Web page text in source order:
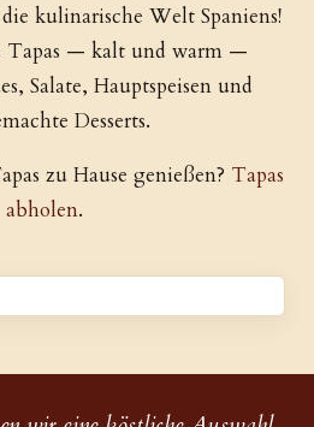
kulinarische Welt Spaniens!
Tapas — kalt und warm —
Salate, Hauptspeisen und
Desserts.
zu Hause genießen? Tapas
abholen.